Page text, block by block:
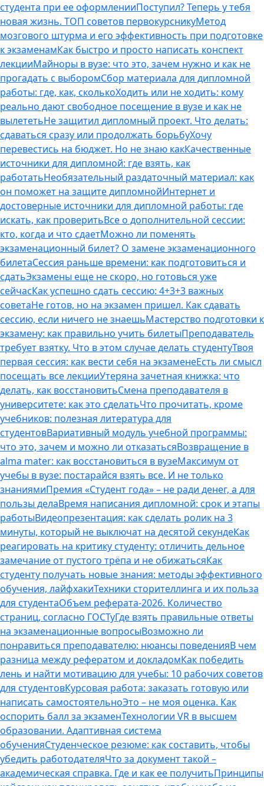
студента при ее оформленииПоступил? Теперь у тебя
новая жизнь. ТОП советов первокурсникуМетод
мозгового штурма и его эффективность при подготовке
к экзаменамКак быстро и просто написать конспект
лекцииМайноры в вузе: что это, зачем нужно и как не
прогадать с выборомСбор материала для дипломной
работы: где, как, сколькоХодить или не ходить: кому
реально дают свободное посещение в вузе и как не
вылететьНе защитил дипломный проект. Что делать:
сдаваться сразу или продолжать борьбуХочу
перевестись на бюджет. Но не знаю какКачественные
источники для дипломной: где взять, как
работатьНеобязательный раздаточный материал: как
он поможет на защите дипломнойИнтернет и
достоверные источники для дипломной работы: где
искать, как проверитьВсе о дополнительной сессии:
кто, когда и что сдаетМожно ли поменять
экзаменационный билет? О замене экзаменационного
билетаСессия раньше времени: как подготовиться и
сдатьЭкзамены еще не скоро, но готовься уже
сейчасКак успешно сдать сессию: 4+3+3 важных
советаНе готов, но на экзамен пришел. Как сдавать
сессию, если ничего не знаешьМастерство подготовки к
экзамену: как правильно учить билетыПреподаватель
требует взятку. Что в этом случае делать студентуТвоя
первая сессия: как вести себя на экзаменеЕсть ли смысл
посещать все лекцииУтеряна зачетная книжка: что
делать, как восстановитьСмена преподавателя в
университете: как это сделатьЧто прочитать, кроме
учебников: полезная литература для
студентовВариативный модуль учебной программы:
что это, зачем и можно ли отказатьсяВозвращение в
alma mater: как восстановиться в вузеМаксимум от
учебы в вузе: постарайся взять все. И не только
знаниямиПремия «Студент года» – не ради денег, а для
пользы делаВремя написания дипломной: срок и этапы
работыВидеопрезентация: как сделать ролик на 3
минуты, который не выключат на десятой секундеКак
реагировать на критику студенту: отличить дельное
замечание от пустого трёпа и не обижатьсяКак
студенту получать новые знания: методы эффективного
обучения, лайфхакиТехники сторителлинга и их польза
для студентаОбъем реферата-2026. Количество
страниц, согласно ГОСТуГде взять правильные ответы
на экзаменационные вопросыВозможно ли
понравиться преподавателю: нюансы поведенияВ чем
разница между рефератом и докладомКак победить
лень и найти мотивацию для учебы: 10 рабочих советов
для студентовКурсовая работа: заказать готовую или
написать самостоятельноЭто – не моя оценка. Как
оспорить балл за экзаменТехнологии VR в высшем
образовании. Адаптивная система
обученияСтуденческое резюме: как составить, чтобы
убедить работодателяЧто за документ такой –
академическая справка. Где и как ее получитьПринципы